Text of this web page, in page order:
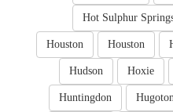
Hot Sulphur
Houston
Houston
Hoxie
Hudson
Huntingdon